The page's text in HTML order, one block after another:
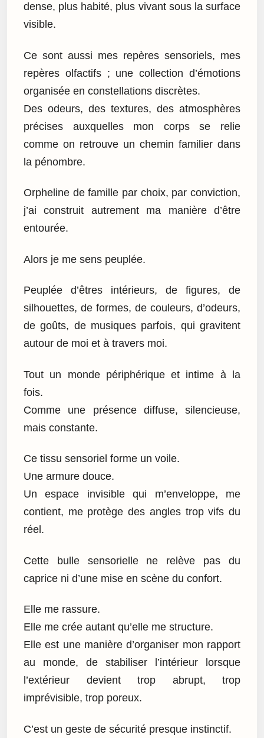
dense, plus habité, plus vivant sous la surface
visible.
Ce sont aussi mes repères sensoriels, mes
repères olfactifs ; une collection d’émotions
organisée en constellations discrètes.
Des odeurs, des textures, des atmosphères
précises auxquelles mon corps se relie
comme on retrouve un chemin familier dans
la pénombre.
Orpheline de famille par choix, par conviction,
j’ai construit autrement ma manière d’être
entourée.
Alors je me sens peuplée.
Peuplée d’êtres intérieurs, de figures, de
silhouettes, de formes, de couleurs, d’odeurs,
de goûts, de musiques parfois, qui gravitent
autour de moi et à travers moi.
Tout un monde périphérique et intime à la
fois.
Comme une présence diffuse, silencieuse,
mais constante.
Ce tissu sensoriel forme un voile.
Une armure douce.
Un espace invisible qui m’enveloppe, me
contient, me protège des angles trop vifs du
réel.
Cette bulle sensorielle ne relève pas du
caprice ni d’une mise en scène du confort.
Elle me rassure.
Elle me crée autant qu’elle me structure.
Elle est une manière d’organiser mon rapport
au monde, de stabiliser l’intérieur lorsque
l’extérieur devient trop abrupt, trop
imprévisible, trop poreux.
C’est un geste de sécurité presque instinctif.